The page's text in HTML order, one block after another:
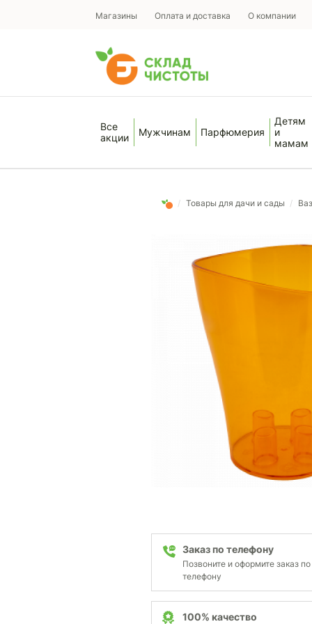
Магазины Оплата и доставка О компании
Все
акции
Мужчинам Парфюмерия
Детям
и
мамам
/ Товары для дачи и сады /
Заказ по телефону
Позвоните и оформите заказ по
телефону
100% качество